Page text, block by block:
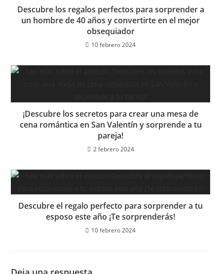
Descubre los regalos perfectos para sorprender a
un hombre de 40 años y convertirte en el mejor
obsequiador
10 febrero 2024
¡Descubre los secretos para crear una mesa de
cena romántica en San Valentín y sorprende a tu
pareja!
2 febrero 2024
Descubre el regalo perfecto para sorprender a tu
esposo este año ¡Te sorprenderás!
10 febrero 2024